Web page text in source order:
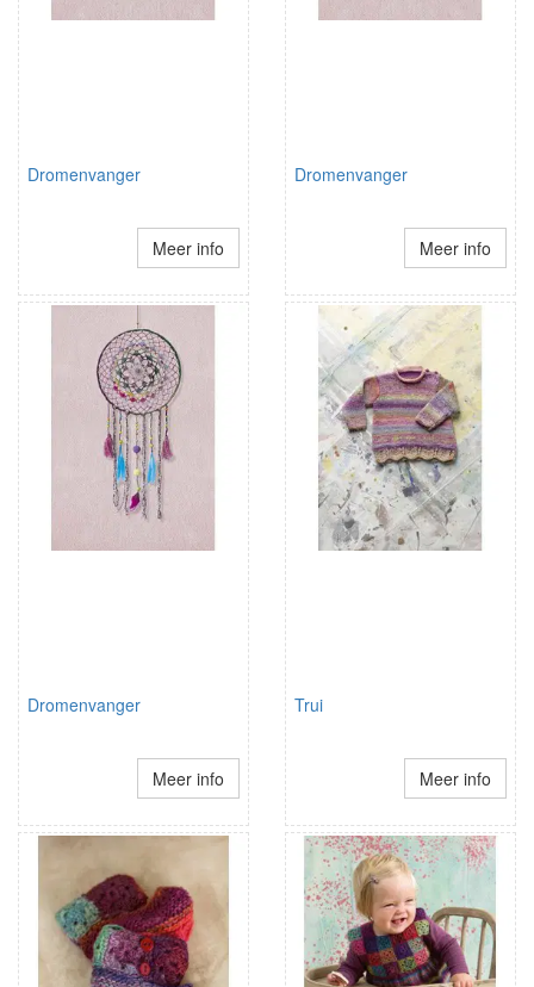
Dromenvanger
Meer info
Dromenvanger
Meer info
Dromenvanger
Meer info
Trui
Meer info